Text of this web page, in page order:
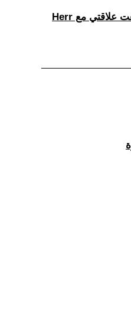
(46) الهامش الأخير بعد ان قطعت علاقتي مع Herr